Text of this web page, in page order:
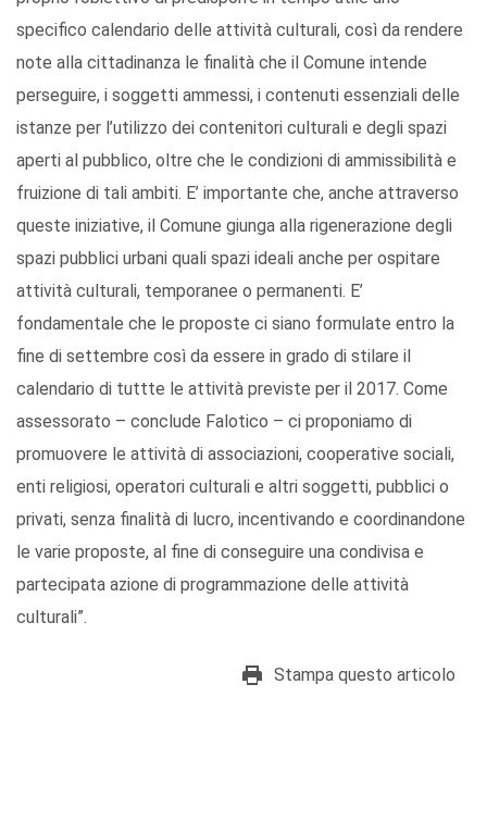
specifico calendario delle attività culturali, così da rendere
note alla cittadinanza le finalità che il Comune intende
perseguire, i soggetti ammessi, i contenuti essenziali delle
istanze per l’utilizzo dei contenitori culturali e degli spazi
aperti al pubblico, oltre che le condizioni di ammissibilità e
fruizione di tali ambiti. E’ importante che, anche attraverso
queste iniziative, il Comune giunga alla rigenerazione degli
spazi pubblici urbani quali spazi ideali anche per ospitare
attività culturali, temporanee o permanenti. E’
fondamentale che le proposte ci siano formulate entro la
fine di settembre così da essere in grado di stilare il
calendario di tuttte le attività previste per il 2017. Come
assessorato – conclude Falotico – ci proponiamo di
promuovere le attività di associazioni, cooperative sociali,
enti religiosi, operatori culturali e altri soggetti, pubblici o
privati, senza finalità di lucro, incentivando e coordinandone
le varie proposte, al fine di conseguire una condivisa e
partecipata azione di programmazione delle attività
culturali”.
Stampa questo articolo